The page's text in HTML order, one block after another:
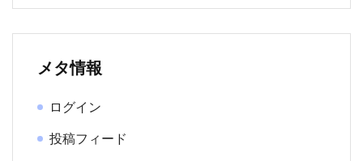
メタ情報
ログイン
投稿フィード